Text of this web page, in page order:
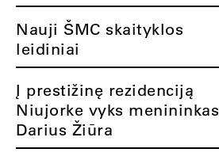
Nauji ŠMC skaityklos
leidiniai
Į prestižinę rezidenciją
Niujorke vyks menininkas
Darius Žiūra